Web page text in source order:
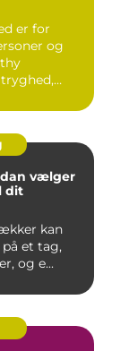
er for
og
vælger
dit
kan
et tag,
og e...